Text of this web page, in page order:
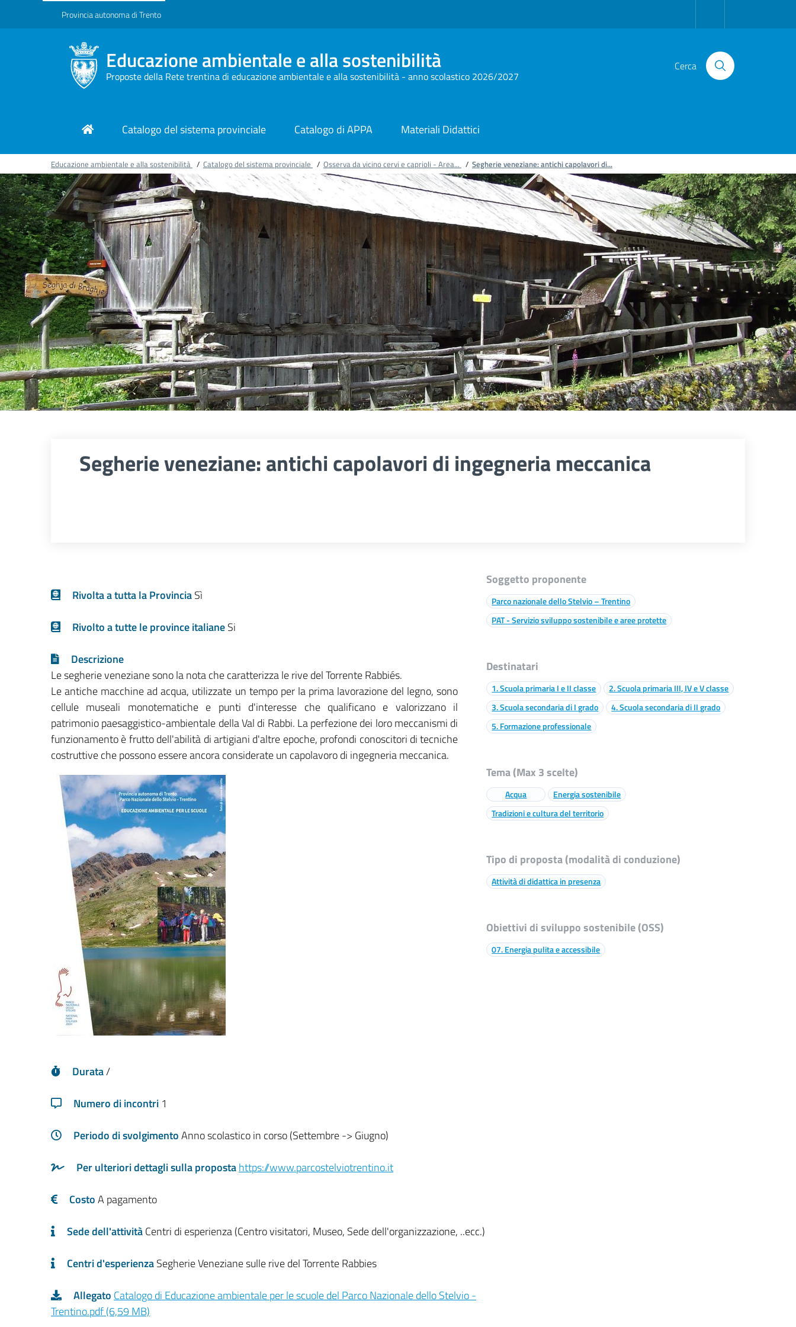
Provincia autonoma di Trento
Educazione ambientale e alla sostenibilità
Proposte della Rete trentina di educazione ambientale e alla sostenibilità - anno scolastico 2026/2027
Cerca
Catalogo del sistema provinciale Catalogo di APPA Materiali Didattici
Educazione ambientale e alla sostenibilità / Catalogo del sistema provinciale / Osserva da vicino cervi e caprioli - Area... / Segherie veneziane: antichi capolavori di...
Segherie veneziane: antichi capolavori di ingegneria meccanica
Rivolta a tutta la ProvinciaSì
Rivolto a tutte le province italianeSi
Descrizione
Le segherie veneziane sono la nota che caratterizza le rive del Torrente Rabbiés.
Le antiche macchine ad acqua, utilizzate un tempo per la prima lavorazione del legno, sono
cellule museali monotematiche e punti d'interesse che qualificano e valorizzano il
patrimonio paesaggistico-ambientale della Val di Rabbi. La perfezione dei loro meccanismi di
funzionamento è frutto dell'abilità di artigiani d'altre epoche, profondi conoscitori di tecniche
costruttive che possono essere ancora considerate un capolavoro di ingegneria meccanica.
Durata/
Numero di incontri 1
Periodo di svolgimentoAnno scolastico in corso (Settembre -> Giugno)
Per ulteriori dettagli sulla propostahttps://www.parcostelviotrentino.it
CostoA pagamento
Sede dell'attivitàCentri di esperienza (Centro visitatori, Museo, Sede dell'organizzazione, ..ecc.)
Centri d'esperienzaSegherie Veneziane sulle rive del Torrente Rabbies
Allegato Catalogo di Educazione ambientale per le scuole del Parco Nazionale dello Stelvio -
Trentino.pdf (6,59 MB)
Soggetto proponente
Parco nazionale dello Stelvio – Trentino
PAT - Servizio sviluppo sostenibile e aree protette
Destinatari
1. Scuola primaria I e II classe
2. Scuola primaria III, IV e V classe
3. Scuola secondaria di I grado
4. Scuola secondaria di II grado
5. Formazione professionale
Tema (Max 3 scelte)
Acqua
Energia sostenibile
Tradizioni e cultura del territorio
Tipo di proposta (modalità di conduzione)
Attività di didattica in presenza
Obiettivi di sviluppo sostenibile (OSS)
07. Energia pulita e accessibile